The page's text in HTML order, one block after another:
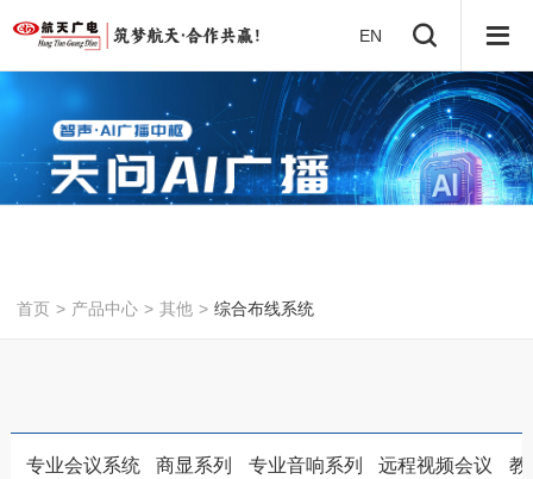
EN
首页 > 产品中心 > 其他 > 综合布线系统
专业会议系统 商显系列 专业音响系列 远程视频会议 教